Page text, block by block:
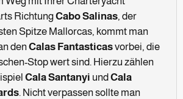
RichtungCabo Salinas, der
Spitze Mallorcas, kommt man
denCalas Fantasticasvorbei, die
Stop wert sind. Hierzu zählen
Cala Santanyi undCala
. Nicht verpassen sollte man